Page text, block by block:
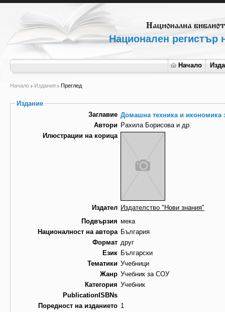
Национален регистър
Начало
Начало Издания Преглед
Издание
Заглавие Домашна техника и икономика
Автори Рахила Борисова и др.
Илюстрации на корица
Издател Издателство "Нови знания"
Подвързия мека
Националност на автора България
Формат друг
Език Български
Тематики Учебници
Жанр Учебник за СОУ
Категория Учебник
PublicationISBNs
Поредност на изданието 1